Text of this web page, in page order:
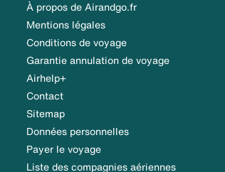
À propos de Airandgo.fr
Mentions légales
Conditions de voyage
Garantie annulation de voyage
Airhelp+
Contact
Sitemap
Données personnelles
Payer le voyage
Liste des compagnies aériennes